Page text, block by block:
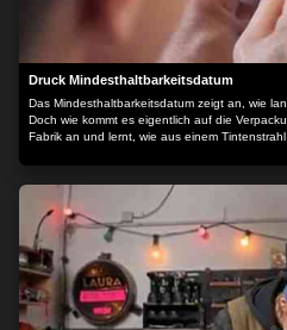
Druck Mindesthaltbarkeitsdatum
Das Mindesthaltbarkeitsdatum zeigt an, wie
Doch wie kommt es eigentlich auf die
Fabrik an und lernt, wie aus einem
verschiedene Materialien und alle möglichen